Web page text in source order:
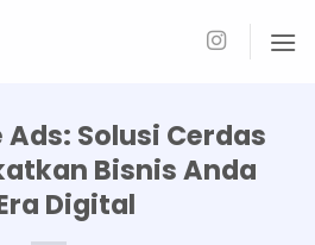
Solusi Cerdas
Bisnis Anda
Digital